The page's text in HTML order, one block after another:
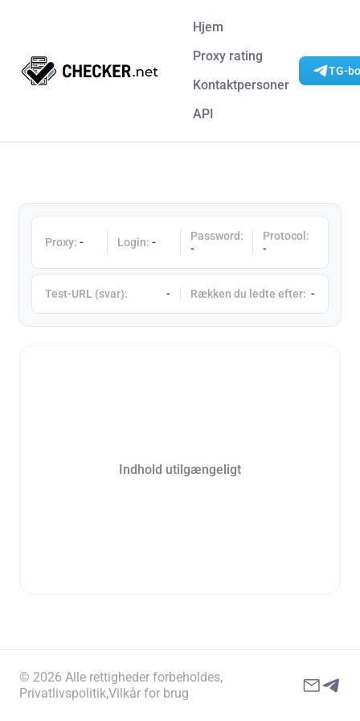
Hjem
Proxy rating
Kontaktpersoner
API
TG-
Proxy: - Login:-
Password:
-
Protocol:
-
Test-URL (svar): - Rækken du ledte efter: -
Indhold utilgængeligt
© 2026 Alle rettigheder forbeholdes,
Privatlivspolitik,Vilkår for brug